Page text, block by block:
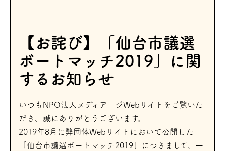
【お詫び】「仙台市議選
ボートマッチ2019」に関
するお知らせ
いつもNPO法人メディアージWebサイトをご覧いた
だき、誠にありがとうございます。
2019年8月に弊団体Webサイトにおいて公開した
「仙台市議選ボートマッチ2019」につきまして、一